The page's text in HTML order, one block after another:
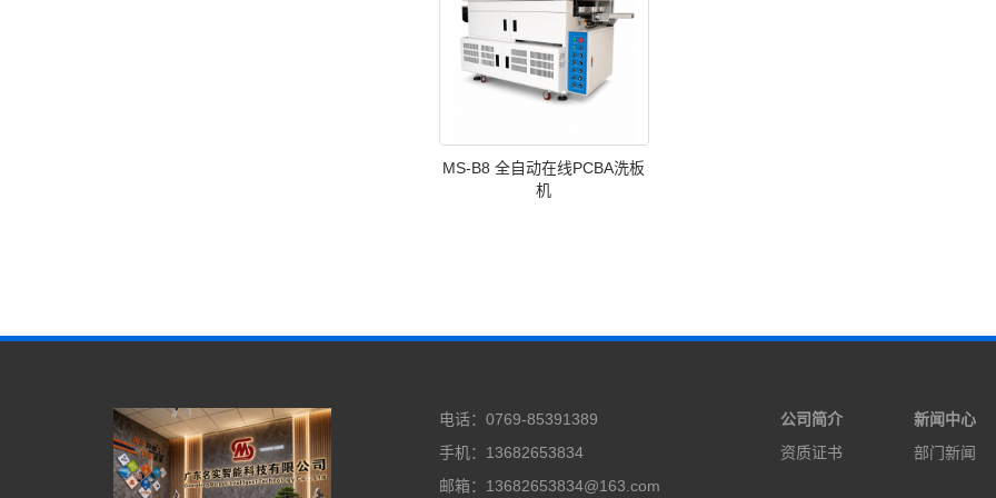
MS-B8 全自动在线PCBA洗板
机
电话：0769-85391389
手机：13682653834
邮箱：13682653834@163.com
公司简介
资质证书
新闻中心
部门新闻